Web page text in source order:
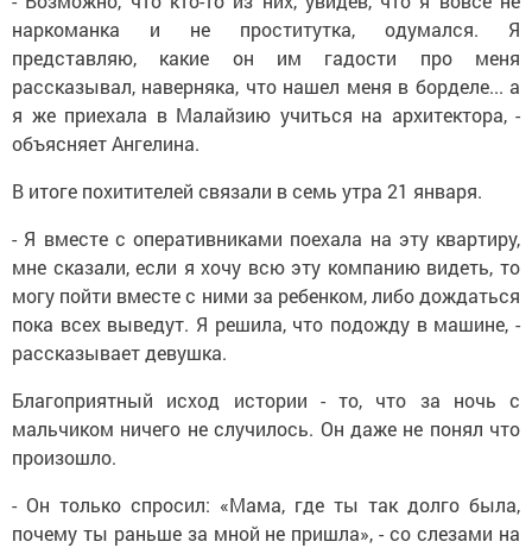
наркоманка и не проститутка, одумался. Я
представляю, какие он им гадости про меня
рассказывал, наверняка, что нашел меня в борделе... а
я же приехала в Малайзию учиться на архитектора, -
объясняет Ангелина.
В итоге похитителей связали в семь утра 21 января.
- Я вместе с оперативниками поехала на эту квартиру,
мне сказали, если я хочу всю эту компанию видеть, то
могу пойти вместе с ними за ребенком, либо дождаться
пока всех выведут. Я решила, что подожду в машине, -
рассказывает девушка.
Благоприятный исход истории - то, что за ночь с
мальчиком ничего не случилось. Он даже не понял что
произошло.
- Он только спросил: «Мама, где ты так долго была,
почему ты раньше за мной не пришла», - со слезами на